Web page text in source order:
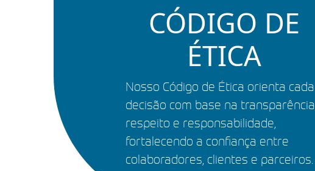
CÓDIGO DE
ÉTICA
Nosso Código de Ética orienta cada
decisão com base na transparência,
respeito e responsabilidade,
fortalecendo a confiança entre
colaboradores, clientes e parceiros.